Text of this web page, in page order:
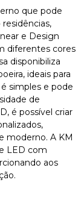
que pode
e Design
diferentes cores
disponibiliza
ideais para
simples e pode
de
é possível criar
moderno. A KM
LED com
aos